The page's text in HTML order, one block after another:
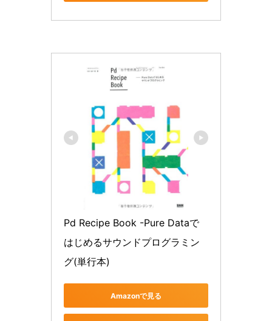
Pd Recipe Book -Pure Dataで
はじめるサウンドプログラミン
グ(単行本)
Amazonで見る